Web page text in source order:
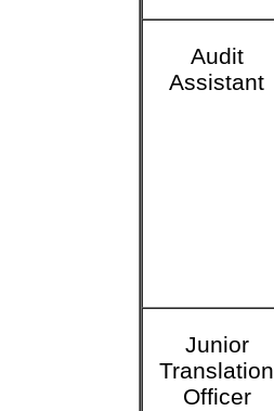
Audit
Assistant
Junior
Translation
Officer